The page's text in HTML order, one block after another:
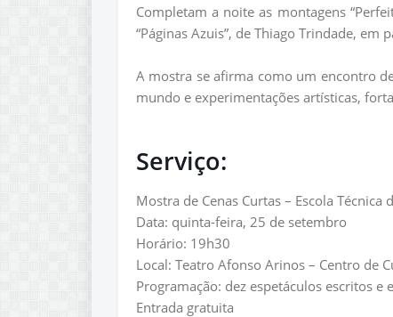
Completam a noite as montagens
“Páginas Azuis”, de Thiago Trindade, em
A mostra se afirma como um encontro
mundo e experimentações artísticas,
Serviço:
Mostra de Cenas Curtas – Escola Técnica
Data: quinta-feira, 25 de setembro
Horário: 19h30
Local: Teatro Afonso Arinos – Centro de
Programação: dez espetáculos escritos e
Entrada gratuita